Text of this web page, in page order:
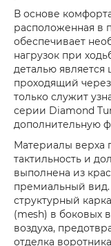
В основе
расположенная в
обеспечивает
нагрузок при
деталью
проходящий
только служит
серии Diamond
дополнительную
Материалы верха
тактильность и
выполнена из
премиальный
структурный
(mesh) в боковых
воздуха,
отделка